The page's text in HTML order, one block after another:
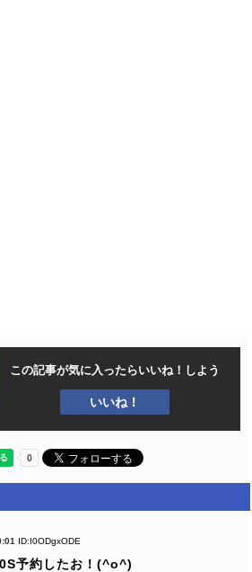
この記事が気に入ったらいいね！しよう
いいね！
ID:I0ODgxODE
予約したお！(^o^)